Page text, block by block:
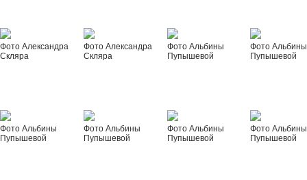
Фото Александра
Скляра
Фото Александра
Скляра
Фото Альбины
Пупышевой
Фото Альбины
Пупышевой
Фото Альбины
Пупышевой
Фото Альбины
Пупышевой
Фото Альбины
Пупышевой
Фото Альбины
Пупышевой